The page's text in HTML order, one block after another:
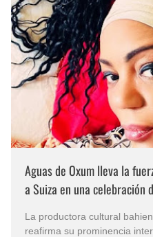
Aguas de Oxum lleva la
a Suiza en una celebración
La productora cultural
reafirma su prominencia